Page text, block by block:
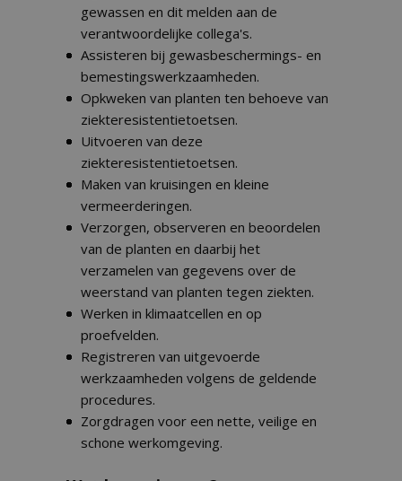
gewassen en dit melden aan de
verantwoordelijke collega's.
Assisteren bij gewasbeschermings- en
bemestingswerkzaamheden.
Opkweken van planten ten behoeve van
ziekteresistentietoetsen.
Uitvoeren van deze
ziekteresistentietoetsen.
Maken van kruisingen en kleine
vermeerderingen.
Verzorgen, observeren en beoordelen
van de planten en daarbij het
verzamelen van gegevens over de
weerstand van planten tegen ziekten.
Werken in klimaatcellen en op
proefvelden.
Registreren van uitgevoerde
werkzaamheden volgens de geldende
procedures.
Zorgdragen voor een nette, veilige en
schone werkomgeving.